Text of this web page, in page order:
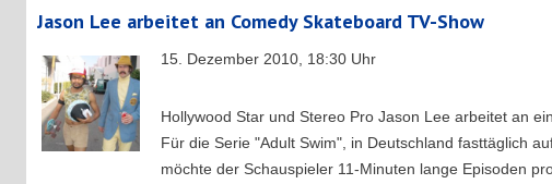
Jason Lee arbeitet an Comedy Skateboard TV-Show
15. Dezember 2010, 18:30 Uhr
Hollywood Star und Stereo Pro Jason Lee arbeitet an
Für die Serie "Adult Swim", in Deutschland fasttäglich
möchte der Schauspieler 11-Minuten lange Episoden